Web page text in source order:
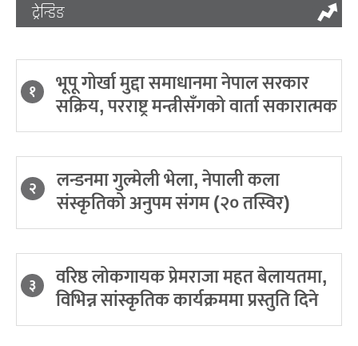
ट्रेन्डिङ
१ भूपू गोर्खा मुद्दा समाधानमा नेपाल सरकार
सक्रिय, परराष्ट्र मन्त्रीसँगको वार्ता सकारात्मक
२ लन्डनमा गुल्मेली भेला, नेपाली कला
संस्कृतिको अनुपम संगम (२० तस्विर)
३ वरिष्ठ लोकगायक प्रेमराजा महत बेलायतमा,
विभिन्न सांस्कृतिक कार्यक्रममा प्रस्तुति दिने